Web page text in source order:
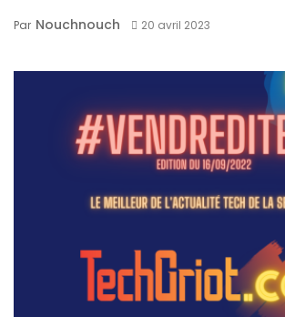
Par Nouchnouch 20 avril 2023